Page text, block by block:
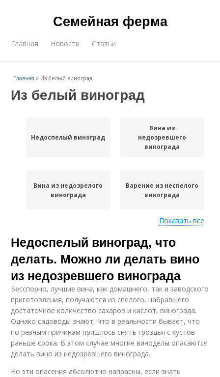
Семейная ферма
Главная Новости Статьи
Главная » Из белый виноград
Из белый виноград
Недоспелый виноград
Вина из
недозревшего
винограда
Вина из недозрелого
винограда
Варение из неспелого
винограда
Из черный виноград Из зеленый виноград
Незрелый виноград
Показать все
Недоспелый виноград, что
делать. Можно ли делать вино
из недозревшего винограда
Бесспорно, лучшие вина, как домашнего, так и заводского
приготовления, получаются из спелого, набравшего
достаточное количество сахаров и кислот, винограда.
Однако садоводы знают, что в реальности бывает, что
по разным причинам пришлось снять гроздья с кустов
раньше срока. В этом случае многие виноделы опасаются
делать вино из недозревшего винограда.
Но эти опасения абсолютно напрасны, если знать